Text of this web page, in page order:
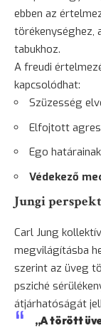
ebben az
törékenységhez,
tabukhoz.
A freudi
kapcsolódhat:
Szüzesség
Elfojtott
Ego
Védekező
Jungi
Carl Jung
megvilágításba
szerint az üveg
psziché
átjárhatóságát
„A törött